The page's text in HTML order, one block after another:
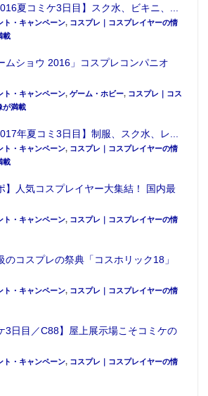
夏コミケ3日目】スク水、ビキニ、...
ト・キャンペーン, コスプレ｜コスプレイヤーの情
載
ムショウ 2016」コスプレコンパニオ
ト・キャンペーン, ゲーム・ホビー, コスプレ｜コス
が満載
年夏コミ3日目】制服、スク水、レ...
ト・キャンペーン, コスプレ｜コスプレイヤーの情
載
】人気コスプレイヤー大集結！ 国内最
ト・キャンペーン, コスプレ｜コスプレイヤーの情
のコスプレの祭典「コスホリック18」
ト・キャンペーン, コスプレ｜コスプレイヤーの情
3日目／C88】屋上展示場こそコミケの
ト・キャンペーン, コスプレ｜コスプレイヤーの情